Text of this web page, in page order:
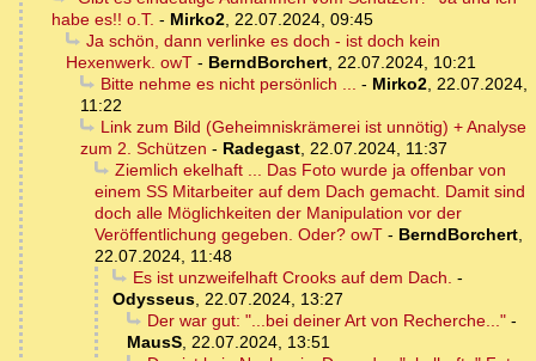
habe es!! o.T. - Mirko2, 22.07.2024, 09:45
Ja schön, dann verlinke es doch - ist doch kein
Hexenwerk. owT - BerndBorchert, 22.07.2024, 10:21
Bitte nehme es nicht persönlich ... - Mirko2, 22.07.2024,
11:22
Link zum Bild (Geheimniskrämerei ist unnötig) + Analyse
zum 2. Schützen - Radegast, 22.07.2024, 11:37
Ziemlich ekelhaft ... Das Foto wurde ja offenbar von
einem SS Mitarbeiter auf dem Dach gemacht. Damit sind
doch alle Möglichkeiten der Manipulation vor der
Veröffentlichung gegeben. Oder? owT - BerndBorchert,
22.07.2024, 11:48
Es ist unzweifelhaft Crooks auf dem Dach. -
Odysseus, 22.07.2024, 13:27
Der war gut: "...bei deiner Art von Recherche..."-
MausS, 22.07.2024, 13:51